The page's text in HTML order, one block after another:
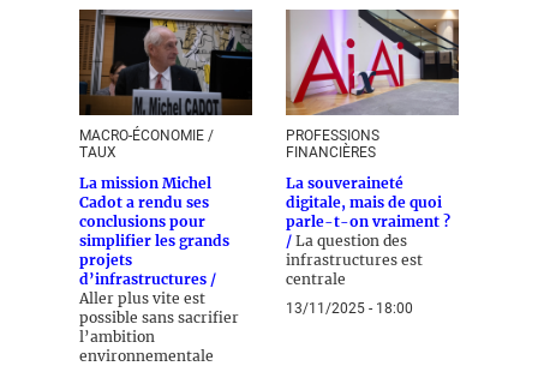
MACRO-ÉCONOMIE /
TAUX
La mission Michel
Cadot a rendu ses
conclusions pour
simplifier les grands
projets
d’infrastructures /
Aller plus vite est
possible sans sacrifier
l’ambition
environnementale
PROFESSIONS
FINANCIÈRES
La souveraineté
digitale, mais de quoi
parle-t-on vraiment ?
/ La question des
infrastructures est
centrale
13/11/2025 - 18:00